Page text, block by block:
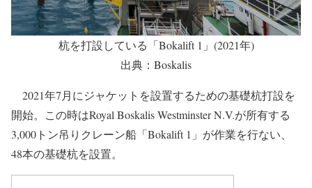
杭を打設している「Bokalift 1」(2021年)
出典：Boskalis
2021年7月にジャケットを設置するための基礎杭打設を
開始。この時はRoyal Boskalis Westminster N.V.が所有する
3,000トン吊りクレーン船「Bokalift 1」が作業を行ない、
48本の基礎杭を設置。